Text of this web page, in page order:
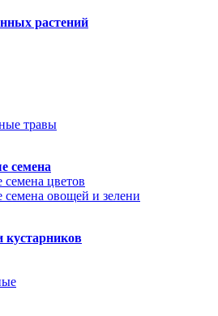
растений
травы
семена
цветов
овощей и зелени
кустарников